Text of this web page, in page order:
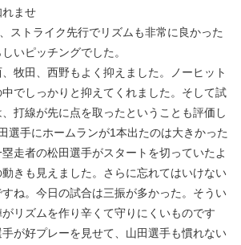
れませ
ストライク先行でリズムも非常に良かった
いピッチングでした。
牧田、西野もよく抑えました。ノーヒット
でしっかりと抑えてくれました。そして試
打線が先に点を取ったということも評価し
選手にホームランが1本出たのは大きかった
走者の松田選手がスタートを切っていたよ
きも見えました。さらに忘れてはいけない
ね。今日の試合は三振が多かった。そうい
リズムを作り辛くて守りにくいものです
が好プレーを見せて、山田選手も慣れない